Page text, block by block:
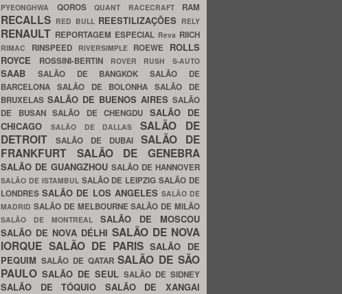
PYEONGHWA QOROS QUANT RACECRAFT RAM
RECALLS RED BULL REESTILIZAÇÕES RELY
RENAULT REPORTAGEM ESPECIAL Reva RIICH
RIMAC RINSPEED RIVERSIMPLE ROEWE ROLLS
ROYCE
ROSSINI-BERTIN ROVER RUSH S-AUTO
SAAB SALÃO DE BANGKOKSALÃO DE
BARCELONA SALÃO DE BOLONHASALÃO DE
BRUXELAS SALÃO DE BUENOS AIRES SALÃO
DE BUSAN SALÃO DE CHENGDU SALÃO DE
CHICAGO
SALÃO DE DALLASSALÃO DE
DETROIT
SALÃO DE DUBAI SALÃO DE
FRANKFURT SALÃO DE GENEBRA
SALÃO DE GUANGZHOU SALÃO DE HANNOVER
SALÃO DE ISTAMBUL SALÃO DE LEIPZIGSALÃO DE
LONDRESSALÃO DE LOS ANGELES SALÃO DE
MADRID SALÃO DE MELBOURNESALÃO DE MILÃO
SALÃO DE MONTREAL SALÃO DE MOSCOU
SALÃO DE NOVA DÉLHI SALÃO DE NOVA
IORQUE SALÃO DE PARISSALÃO DE
PEQUIM SALÃO DE QATARSALÃO DE SÃO
PAULO SALÃO DE SEUL SALÃO DE SIDNEY
SALÃO DE TÓQUIO SALÃO DE XANGAI